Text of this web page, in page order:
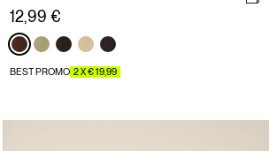
12,99 €
BEST PROMO 2 X € 19,99